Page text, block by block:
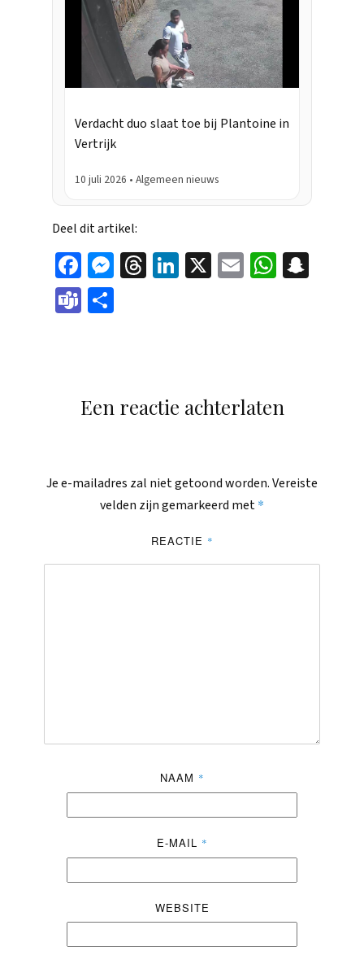
Verdacht duo slaat toe bij Plantoine in
Vertrijk
10 juli 2026 • Algemeen nieuws
Deel dit artikel:
Face
boo
Mes
Thr
Link
Ema
Wha
Tea
Een reactie achterlaten
Je e-mailadres zal niet getoond worden.Vereiste
velden zijn gemarkeerd met*
REACTIE *
NAAM *
E-MAIL *
WEBSITE